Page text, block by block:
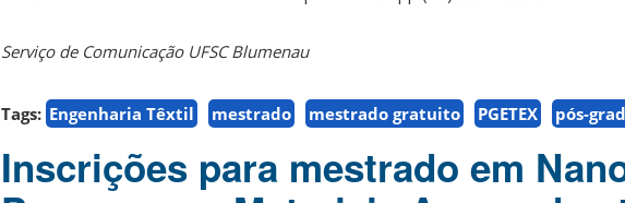
Serviço de Comunicação UFSC Blumenau
Tags: Engenharia Têxtil mestrado mestrado gratuito PGETEX pós-
Inscrições para mestrado em